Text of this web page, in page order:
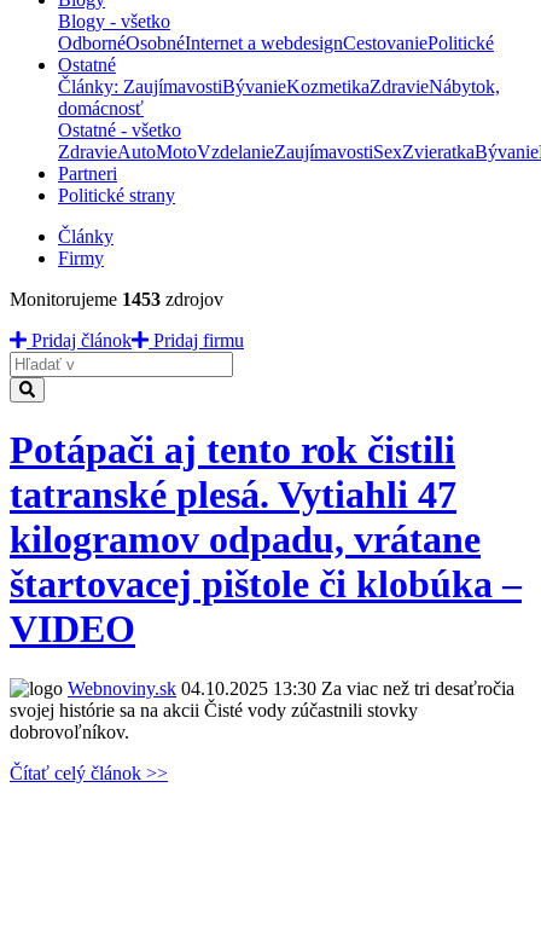
Blogy - všetko
OdbornéOsobnéInternet a webdesignCestovaniePolitické
Ostatné
Články: ZaujímavostiBývanieKozmetikaZdravieNábytok,
domácnosť
Ostatné - všetko
ZdravieAutoMotoVzdelanieZaujímavostiSexZvieratkaBývanie
Partneri
Politické strany
Články
Firmy
Monitorujeme 1453 zdrojov
Pridaj článok
Pridaj firmu
Hladať
Potápači aj tento rok čistili
tatranské plesá. Vytiahli 47
kilogramov odpadu, vrátane
štartovacej pištole či klobúka –
VIDEO
Webnoviny.sk 04.10.2025 13:30 Za viac než tri desaťročia
svojej histórie sa na akcii Čisté vody zúčastnili stovky
dobrovoľníkov.
Čítať celý článok >>